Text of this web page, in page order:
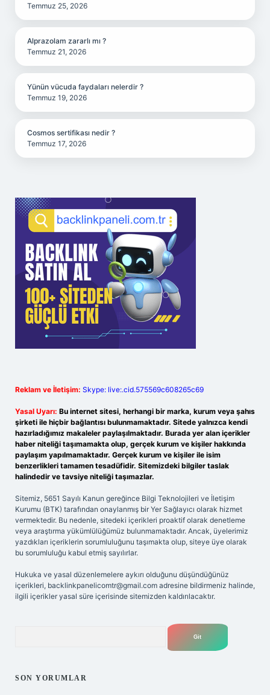
Temmuz 25, 2026
Alprazolam zararlı mı ?
Temmuz 21, 2026
Yünün vücuda faydaları nelerdir ?
Temmuz 19, 2026
Cosmos sertifikası nedir ?
Temmuz 17, 2026
Reklam ve İletişim: Skype: live:.cid.575569c608265c69
Yasal Uyarı: Bu internet sitesi, herhangi bir marka, kurum veya şahıs
şirketi ile hiçbir bağlantısı bulunmamaktadır. Sitede yalnızca kendi
hazırladığımız makaleler paylaşılmaktadır. Burada yer alan içerikler
haber niteliği taşımamakta olup, gerçek kurum ve kişiler hakkında
paylaşım yapılmamaktadır. Gerçek kurum ve kişiler ile isim
benzerlikleri tamamen tesadüfidir. Sitemizdeki bilgiler taslak
halindedir ve tavsiye niteliği taşımazlar.
Sitemiz, 5651 Sayılı Kanun gereğince Bilgi Teknolojileri ve İletişim
Kurumu (BTK) tarafından onaylanmış bir Yer Sağlayıcı olarak hizmet
vermektedir. Bu nedenle, sitedeki içerikleri proaktif olarak denetleme
veya araştırma yükümlülüğümüz bulunmamaktadır. Ancak, üyelerimiz
yazdıkları içeriklerin sorumluluğunu taşımakta olup, siteye üye olarak
bu sorumluluğu kabul etmiş sayılırlar.
Hukuka ve yasal düzenlemelere aykırı olduğunu düşündüğünüz
içerikleri, backlinkpanelicomtr@gmail.com adresine bildirmeniz halinde,
ilgili içerikler yasal süre içerisinde sitemizden kaldırılacaktır.
SON YORUMLAR